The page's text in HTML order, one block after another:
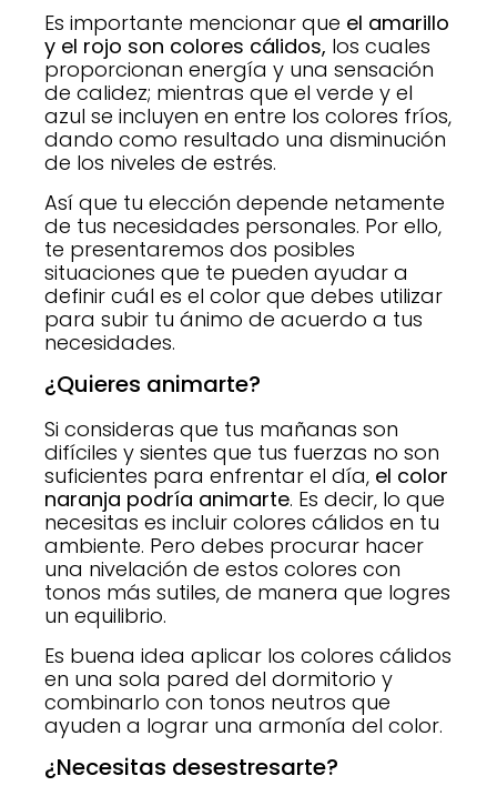
Es importante mencionar que el amarillo
y el rojo son colores cálidos, los cuales
proporcionan energía y una sensación
de calidez; mientras que el verde y el
azul se incluyen en entre los colores fríos,
dando como resultado una disminución
de los niveles de estrés.
Así que tu elección depende netamente
de tus necesidades personales. Por ello,
te presentaremos dos posibles
situaciones que te pueden ayudar a
definir cuál es el color que debes utilizar
para subir tu ánimo de acuerdo a tus
necesidades.
¿Quieres animarte?
Si consideras que tus mañanas son
difíciles y sientes que tus fuerzas no son
suficientes para enfrentar el día, el color
naranja podría animarte. Es decir, lo que
necesitas es incluir colores cálidos en tu
ambiente. Pero debes procurar hacer
una nivelación de estos colores con
tonos más sutiles, de manera que logres
un equilibrio.
Es buena idea aplicar los colores cálidos
en una sola pared del dormitorio y
combinarlo con tonos neutros que
ayuden a lograr una armonía del color.
¿Necesitas desestresarte?